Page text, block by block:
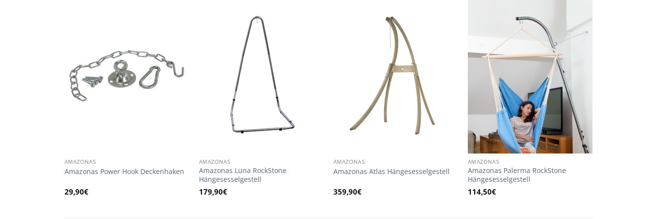
AMAZONAS
Amazonas Power Hook Deckenhaken
29,90€
AMAZONAS
Amazonas Luna RockStone
Hängesesselgestell
179,90€
AMAZONAS
Amazonas Atlas Hängesesselgestell
359,90€
AMAZONAS
Amazonas Palerma RockStone
Hängesesselgestell
114,50€